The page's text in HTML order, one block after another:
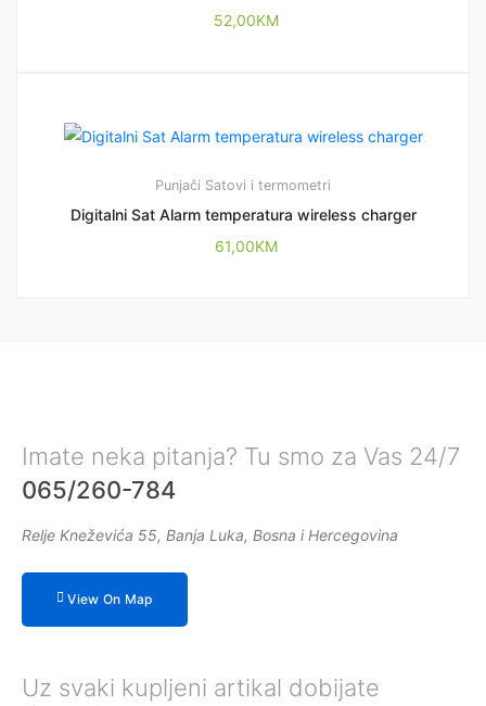
52,00KM
Punjači Satovi i termometri
Digitalni Sat Alarm temperatura wireless charger
61,00KM
Imate neka pitanja? Tu smo za Vas 24/7
065/260-784
Relje Kneževića 55, Banja Luka, Bosna i Hercegovina
View On Map
Uz svaki kupljeni artikal dobijate